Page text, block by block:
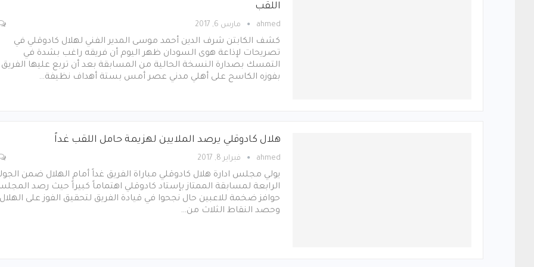
اللقب
ahmed مارس 6, 2017
كشف الكابتن شرف الدين أحمد موسى المدير الفني لهلال كادوقلي في
تصريحات لإذاعة هوى السودان ظهر اليوم أن فريقه راغب بشدة في
التمسك بصدارة النسخة الحالية من المسابقة بعد أن تربع عليها الفريق
بفوزه الكاسح على أهلي مدني عصر أمس بستة أهداف نظيفة…
هلال كادوقلي يرصد الملايين لهزيمة حامل اللقب غداً
ahmed فبراير 8, 2017
يولي مجلس ادارة هلال كادوقلي مباراة الفريق غداً أمام الهلال ضمن
الرابعة لمسابقة الممتاز بإستاد كادوقلي اهتماماً كبيراً حيث رصد
حوافز ضخمة للاعبين حال نجحوا في قيادة الفريق لتحقيق الفوز على الهلال
وحصد النقاط الثلاث من…